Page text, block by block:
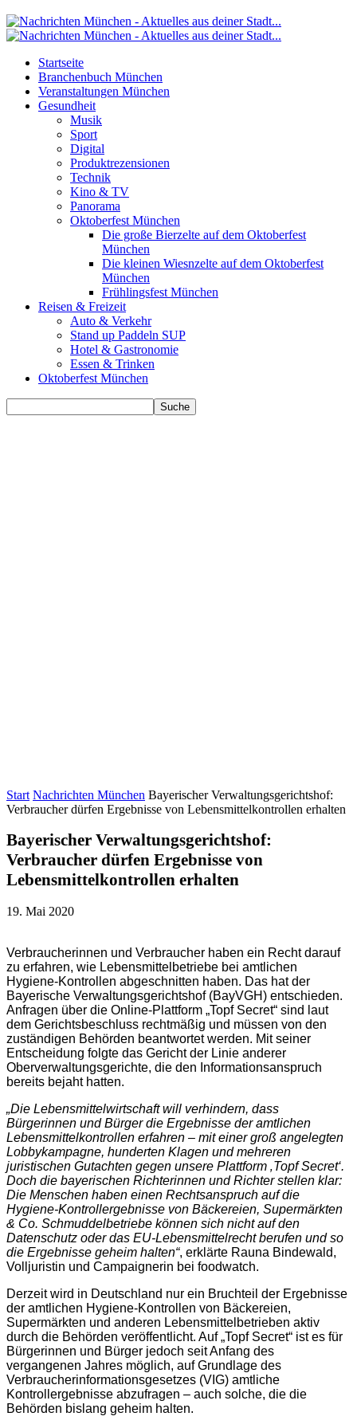
Startseite
Branchenbuch München
Veranstaltungen München
Gesundheit
Musik
Sport
Digital
Produktrezensionen
Technik
Kino & TV
Panorama
Oktoberfest München
Die große Bierzelte auf dem Oktoberfest
München
Die kleinen Wiesnzelte auf dem Oktoberfest
München
Frühlingsfest München
Reisen & Freizeit
Auto & Verkehr
Stand up Paddeln SUP
Hotel & Gastronomie
Essen & Trinken
Oktoberfest München
Start Nachrichten München Bayerischer Verwaltungsgerichtshof:
Verbraucher dürfen Ergebnisse von Lebensmittelkontrollen erhalten
Bayerischer Verwaltungsgerichtshof:
Verbraucher dürfen Ergebnisse von
Lebensmittelkontrollen erhalten
19. Mai 2020
Verbraucherinnen und Verbraucher haben ein Recht darauf
zu erfahren, wie Lebensmittelbetriebe bei amtlichen
Hygiene-Kontrollen abgeschnitten haben. Das hat der
Bayerische Verwaltungsgerichtshof (BayVGH) entschieden.
Anfragen über die Online-Plattform „Topf Secret“ sind laut
dem Gerichtsbeschluss rechtmäßig und müssen von den
zuständigen Behörden beantwortet werden. Mit seiner
Entscheidung folgte das Gericht der Linie anderer
Oberverwaltungsgerichte, die den Informationsanspruch
bereits bejaht hatten.
„Die Lebensmittelwirtschaft will verhindern, dass
Bürgerinnen und Bürger die Ergebnisse der amtlichen
Lebensmittelkontrollen erfahren – mit einer groß angelegten
Lobbykampagne, hunderten Klagen und mehreren
juristischen Gutachten gegen unsere Plattform ‚Topf Secret‘.
Doch die bayerischen Richterinnen und Richter stellen klar:
Die Menschen haben einen Rechtsanspruch auf die
Hygiene-Kontrollergebnisse von Bäckereien, Supermärkten
& Co. Schmuddelbetriebe können sich nicht auf den
Datenschutz oder das EU-Lebensmittelrecht berufen und so
die Ergebnisse geheim halten“, erklärte Rauna Bindewald,
Volljuristin und Campaignerin bei foodwatch.
Derzeit wird in Deutschland nur ein Bruchteil der Ergebnisse
der amtlichen Hygiene-Kontrollen von Bäckereien,
Supermärkten und anderen Lebensmittelbetrieben aktiv
durch die Behörden veröffentlicht. Auf „Topf Secret“ ist es für
Bürgerinnen und Bürger jedoch seit Anfang des
vergangenen Jahres möglich, auf Grundlage des
Verbraucherinformationsgesetzes (VIG) amtliche
Kontrollergebnisse abzufragen – auch solche, die die
Behörden bislang geheim halten.